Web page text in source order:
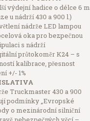
výdejní hadice o délce 6 m
u nádrží 430 a 900 l.)
nádrže LED lampou
oka pro bezpečnou
s nádrží
průtokoměr K24 – s
kalibrace, přesnost
+/- 1%
Truckmaster 430 a 900
podmínky „Evropské
o mezinárodní silniční